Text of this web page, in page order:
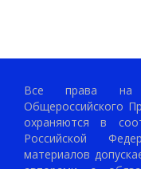
Все права на
Общероссийского
охраняются в
Российской
материалов